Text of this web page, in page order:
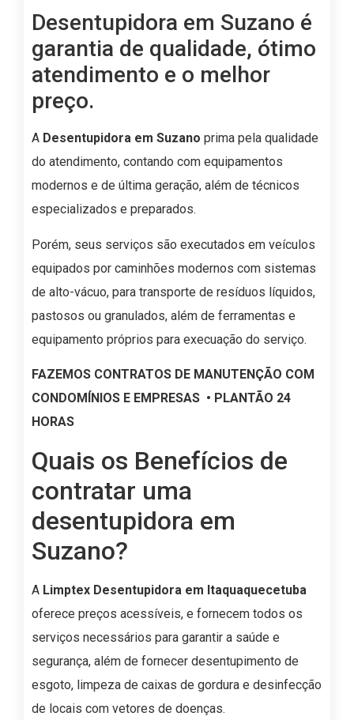
Desentupidora em Suzano é
garantia de qualidade, ótimo
atendimento e o melhor
preço.
A Desentupidora em Suzano prima pela qualidade
do atendimento, contando com equipamentos
modernos e de última geração, além de técnicos
especializados e preparados.
Porém, seus serviços são executados em veículos
equipados por caminhões modernos com sistemas
de alto-vácuo, para transporte de resíduos líquidos,
pastosos ou granulados, além de ferramentas e
equipamento próprios para execuação do serviço.
FAZEMOS CONTRATOS DE MANUTENÇÃO COM
CONDOMÍNIOS E EMPRESAS • PLANTÃO 24
HORAS
Quais os Benefícios de
contratar uma
desentupidora em
Suzano?
A Limptex Desentupidora em Itaquaquecetuba
oferece preços acessíveis, e fornecem todos os
serviços necessários para garantir a saúde e
segurança, além de fornecer desentupimento de
esgoto, limpeza de caixas de gordura e desinfecção
de locais com vetores de doenças.